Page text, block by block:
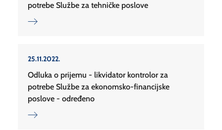
potrebe Službe za tehničke poslove
25.11.2022.
Odluka o prijemu - likvidator kontrolor za
potrebe Službe za ekonomsko-financijske
poslove - određeno